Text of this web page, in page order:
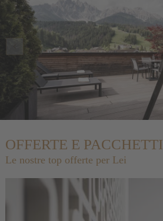
OFFERTE E PACCHETTI
Le nostre top offerte per Lei